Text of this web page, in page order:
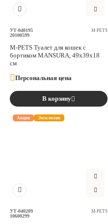
УТ-040195
20100599
M-PETS
M-PETS Туалет для кошек с
бортиком MANSURA, 49x39x18
см
Персональная цена
В корзину
Акция Эксклюзив
УТ-040209
10600299
M-PETS